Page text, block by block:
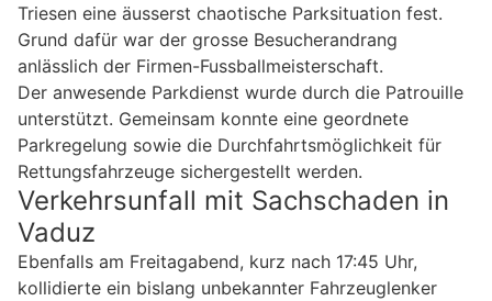
Triesen eine äusserst chaotische Parksituation fest.
Grund dafür war der grosse Besucherandrang
anlässlich der Firmen-Fussballmeisterschaft.
Der anwesende Parkdienst wurde durch die Patrouille
unterstützt. Gemeinsam konnte eine geordnete
Parkregelung sowie die Durchfahrtsmöglichkeit für
Rettungsfahrzeuge sichergestellt werden.
Verkehrsunfall mit Sachschaden in
Vaduz
Ebenfalls am Freitagabend, kurz nach 17:45 Uhr,
kollidierte ein bislang unbekannter Fahrzeuglenker